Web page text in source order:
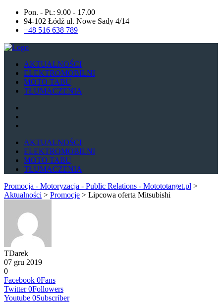
Pon. - Pt.: 9.00 - 17.00
94-102 Łódź ul. Nowe Sady 4/14
+48 516 638 789
AKTUALNOŚCI
ELEKTROMOBILNI
MOTO TABU
TŁUMACZENIA
AKTUALNOŚCI
ELEKTROMOBILNI
MOTO TABU
TŁUMACZENIA
Promocja - Motoryzacja - Public Relations - Motototarget.pl >
Aktualności > Promocje > Lipcowa oferta Mitsubishi
TDarek
07 gru 2019
0
Facebook 0Fans
Twitter 0Followers
Youtube 0Subscriber